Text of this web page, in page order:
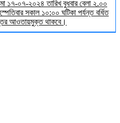
১৭-০৭-২০২৪ তারিখ বুধবার বেলা ২.০০
সকাল ১০:০০ ঘটিকা পর্যন্ত বর্ধিত
আওতায়মুক্ত থাকবে।